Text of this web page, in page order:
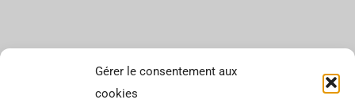
Gérer le consentement aux
cookies